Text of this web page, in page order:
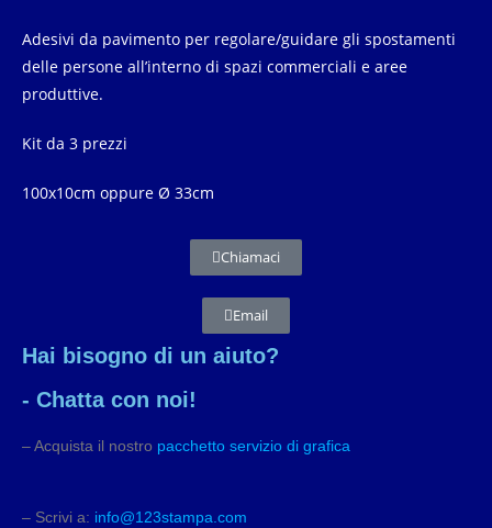
Adesivi da pavimento per regolare/guidare gli spostamenti
delle persone all’interno di spazi commerciali e aree
produttive.
Kit da 3 prezzi
100x10cm oppure Ø 33cm
Chiamaci
Email
Hai bisogno di un aiuto?
- Chatta con noi!
– Acquista il nostro pacchetto servizio di grafica
– Scrivi a: info@123stampa.com